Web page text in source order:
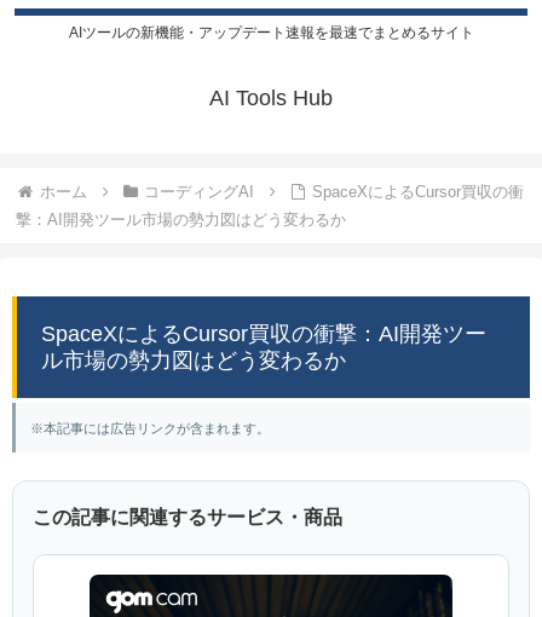
AIツールの新機能・アップデート速報を最速でまとめるサイト
AI Tools Hub
ホーム コーディングAI
SpaceXによるCursor買収の衝
撃：AI開発ツール市場の勢力図はどう変わるか
SpaceXによるCursor買収の衝撃：AI開発ツー
ル市場の勢力図はどう変わるか
※本記事には広告リンクが含まれます。
この記事に関連するサービス・商品